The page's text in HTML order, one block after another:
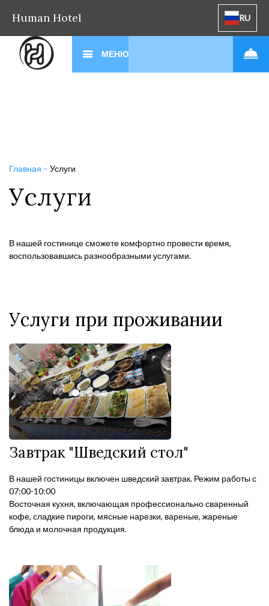
Human Hotel RU
МЕНЮ
Главная – Услуги
Услуги
В нашей гостинице сможете комфортно провести время,
воспользовавшись разнообразными услугами.
Услуги при проживании
Завтрак "Шведский стол"
В нашей гостиницы включен шведский завтрак. Режим работы с
07:00-10:00
Восточная кухня, включающая профессионально сваренный
кофе, сладкие пироги, мясные нарезки, вареные, жареные
блюда и молочная продукция.